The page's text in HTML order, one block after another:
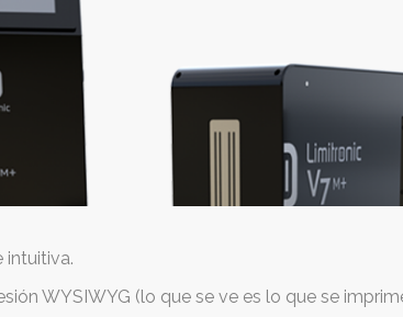
intuitiva.
WYSIWYG (lo que se ve es lo que se